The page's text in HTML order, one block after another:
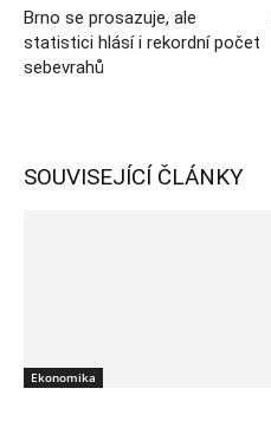
Brno se prosazuje, ale
statistici hlásí i rekordní počet
sebevrahů
SOUVISEJÍCÍ ČLÁNKY
Ekonomika